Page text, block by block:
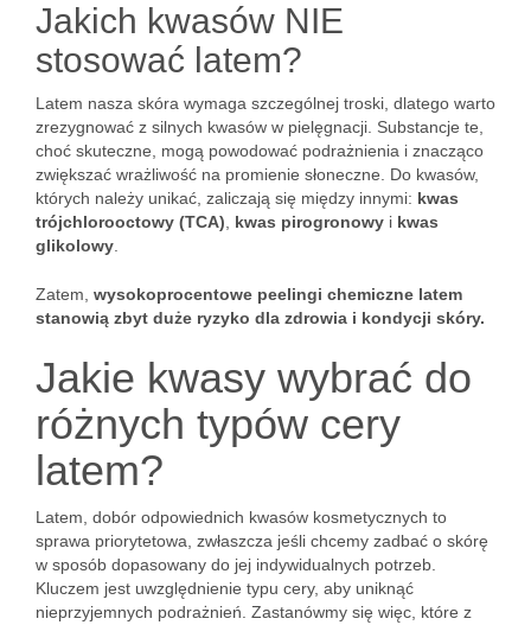
Jakich kwasów NIE
stosować latem?
Latem nasza skóra wymaga szczególnej troski, dlatego warto
zrezygnować z silnych kwasów w pielęgnacji. Substancje te,
choć skuteczne, mogą powodować podrażnienia i znacząco
zwiększać wrażliwość na promienie słoneczne. Do kwasów,
których należy unikać, zaliczają się między innymi: kwas
trójchlorooctowy (TCA)
kwas pirogronowy i kwas
glikolowy
Zatem, wysokoprocentowe peelingi chemiczne latem
stanowią zbyt duże ryzyko dla zdrowia i kondycji skóry.
Jakie kwasy wybrać do
różnych typów cery
latem?
Latem, dobór odpowiednich kwasów kosmetycznych to
sprawa priorytetowa, zwłaszcza jeśli chcemy zadbać o skórę
w sposób dopasowany do jej indywidualnych potrzeb.
Kluczem jest uwzględnienie typu cery, aby uniknąć
nieprzyjemnych podrażnień. Zastanówmy się więc, które z